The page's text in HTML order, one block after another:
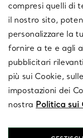
SU TIFFANY & CO.
LEGALE
SEGUICI
compresi quelli di
il nostro sito,
personalizzare la
fornire a te e agli
pubblicitari
più sui Cookie,
impostazioni dei
nostra Politica sui